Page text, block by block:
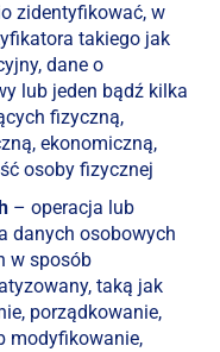
zidentyfikować, w
takiego jak
dane o
lub jeden bądź kilka
fizyczną,
ekonomiczną,
osoby fizycznej
– operacja lub
danych osobowych
w sposób
taką jak
porządkowanie,
modyfikowanie,